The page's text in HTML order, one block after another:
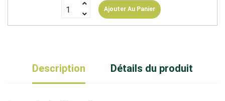
Ajouter Au Panier
Description Détails du produit